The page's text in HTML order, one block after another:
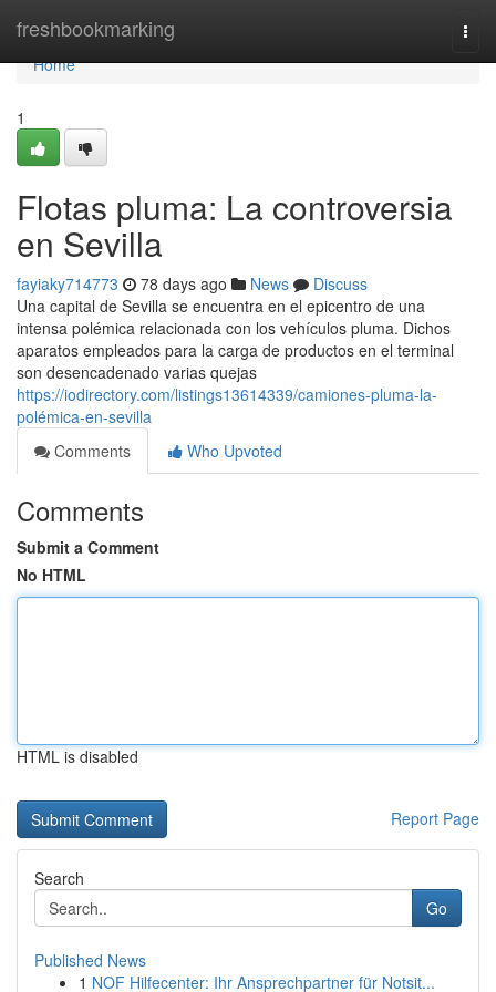
freshbookmarking
Home
Home
1
Flotas pluma: La controversia
en Sevilla
fayiaky714773 78 days ago News
Discuss
Una capital de Sevilla se encuentra en el epicentro de una
intensa polémica relacionada con los vehículos pluma. Dichos
aparatos empleados para la carga de productos en el terminal
son desencadenado varias quejas
https://iodirectory.com/listings13614339/camiones-pluma-la-
polémica-en-sevilla
Comments
Who Upvoted
Comments
Submit a Comment
No HTML
HTML is disabled
Report Page
Search
Go
Published News
1 NOF Hilfecenter: Ihr Ansprechpartner für Notsit...